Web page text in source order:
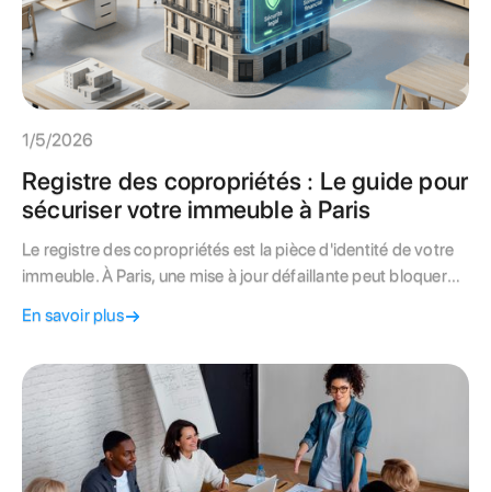
1/5/2026
Registre des copropriétés : Le guide pour
sécuriser votre immeuble à Paris
Le registre des copropriétés est la pièce d'identité de votre
immeuble. À Paris, une mise à jour défaillante peut bloquer
syndic.
En savoir plus